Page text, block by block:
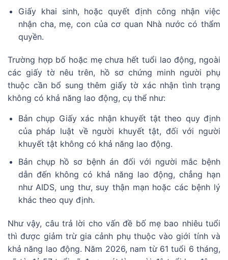
Giấy khai sinh, hoặc quyết định công nhận việc
nhận cha, mẹ, con của cơ quan Nhà nước có thẩm
quyền.
Trường hợp bố hoặc mẹ chưa hết tuổi lao động, ngoài
các giấy tờ nêu trên, hồ sơ chứng minh người phụ
thuộc cần bổ sung thêm giấy tờ xác nhận tình trạng
không có khả năng lao động, cụ thể như:
Bản chụp Giấy xác nhận khuyết tật theo quy định
của pháp luật về người khuyết tật, đối với người
khuyết tật không có khả năng lao động.
Bản chụp hồ sơ bệnh án đối với người mắc bệnh
dẫn đến không có khả năng lao động, chẳng hạn
như AIDS, ung thư, suy thận mạn hoặc các bệnh lý
khác theo quy định.
Như vậy, câu trả lời cho vấn đề bố mẹ bao nhiêu tuổi
thì được giảm trừ gia cảnh phụ thuộc vào giới tính và
khả năng lao động. Năm 2026, nam từ 61 tuổi 6 tháng,